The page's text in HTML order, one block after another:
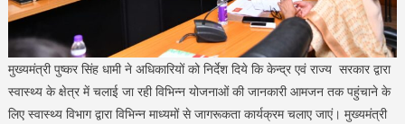
मुख्यमंत्री पुष्कर सिंह धामी ने अधिकारियों को निर्देश दिये कि केन्द्र एवं राज्य सरकार द्वारा
स्वास्थ्य के क्षेत्र में चलाई जा रही विभिन्न योजनाओं की जानकारी आमजन तक पहुंचाने के
लिए स्वास्थ्य विभाग द्वारा विभिन्न माध्यमों से जागरूकता कार्यक्रम चलाए जाएं। मुख्यमंत्री